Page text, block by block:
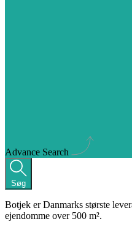
Advance Search
Søg
Botjek er Danmarks største
ejendomme over 500 m².